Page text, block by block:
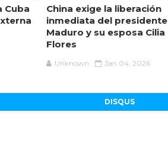
Cuba
China exige la liberación
inmediata del presidente
Maduro y su esposa Cilia
Flores
Unknown Jan 04, 2026
DISQUS